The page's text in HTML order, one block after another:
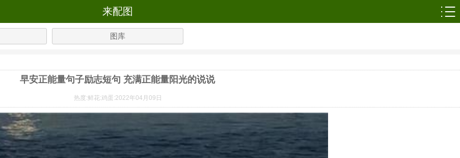
来配图
图库
早安正能量句子励志短句 充满正能量阳光的说说
热度:鲜花:鸡蛋:2022年04月09日